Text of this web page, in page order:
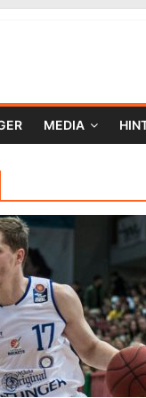
MEDIA